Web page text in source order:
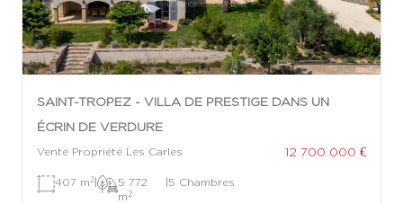
SAINT-TROPEZ - VILLA DE PRESTIGE DANS UN
ÉCRIN DE VERDURE
Vente Propriété Les Carles 12 700 000 €
407 m 2|
5 772
m 2
|5 Chambres